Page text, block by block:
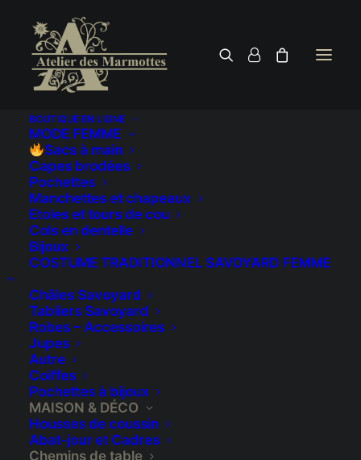
BOUTIQUE EN LIGNE
MODE FEMME
Sacs à main
Capes brodées
Pochettes
Manchettes et chapeaux
Etoles et tours de cou
Cols en dentelle
Bijoux
COSTUME TRADITIONNEL SAVOYARD FEMME
Châles Savoyard
Tabliers Savoyard
Robes – Accessoires
Jupes
Autre
Coiffes
Pochettes à bijoux
MAISON & DÉCO
Housses de coussin
Abat-jour et Cadres
Chemins de table